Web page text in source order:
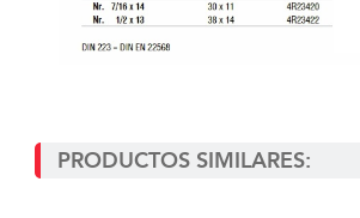
PRODUCTOS SIMILARES: